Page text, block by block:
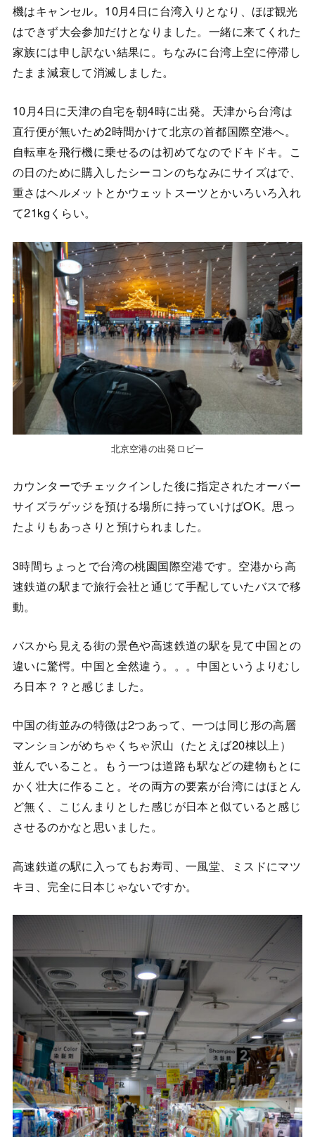
機はキャンセル。10月4日に台湾入りとなり、ほぼ観光
はできず大会参加だけとなりました。一緒に来てくれた
家族には申し訳ない結果に。ちなみに台湾上空に停滞し
たまま減衰して消滅しました。
10月4日に天津の自宅を朝4時に出発。天津から台湾は
直行便が無いため2時間かけて北京の首都国際空港へ。
自転車を飛行機に乗せるのは初めてなのでドキドキ。こ
の日のために購入したシーコンのちなみにサイズはで、
重さはヘルメットとかウェットスーツとかいろいろ入れ
て21kgくらい。
北京空港の出発ロビー
カウンターでチェックインした後に指定されたオーバー
サイズラゲッジを預ける場所に持っていけばOK。思っ
たよりもあっさりと預けられました。
3時間ちょっとで台湾の桃園国際空港です。空港から高
速鉄道の駅まで旅行会社と通じて手配していたバスで移
動。
バスから見える街の景色や高速鉄道の駅を見て中国との
違いに驚愕。中国と全然違う。。。中国というよりむし
ろ日本？？と感じました。
中国の街並みの特徴は2つあって、一つは同じ形の高層
マンションがめちゃくちゃ沢山（たとえば20棟以上）
並んでいること。もう一つは道路も駅などの建物もとに
かく壮大に作ること。その両方の要素が台湾にはほとん
ど無く、こじんまりとした感じが日本と似ていると感じ
させるのかなと思いました。
高速鉄道の駅に入ってもお寿司、一風堂、ミスドにマツ
キヨ、完全に日本じゃないですか。